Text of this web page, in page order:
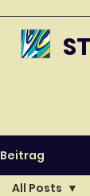
Beitrag
All Posts